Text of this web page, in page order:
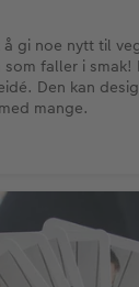
å gi noe nytt til
faller i smak!
Den kan
mange.